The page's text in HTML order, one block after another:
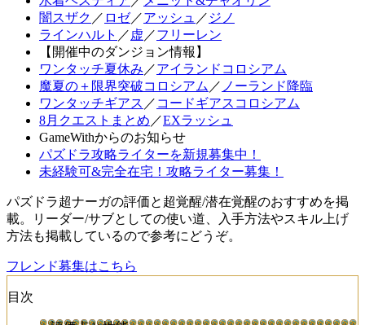
闇スザク ／ ロゼ／アッシュ ／ ジノ
ラインハルト ／ 虚 ／フリーレン
【開催中のダンジョン情報】
ワンタッチ夏休み ／アイランドコロシアム
魔夏の＋限界突破コロシアム ／ ノーランド降臨
ワンタッチギアス ／ コードギアスコロシアム
8月クエストまとめ ／EXラッシュ
GameWithからのお知らせ
パズドラ攻略ライターを新規募集中！
未経験可&完全在宅！攻略ライター募集！
パズドラ超ナーガの評価と超覚醒/潜在覚醒のおすすめを掲
載。リーダー/サブとしての使い道、入手方法やスキル上げ
方法も掲載しているので参考にどうぞ。
フレンド募集はこちら
目次